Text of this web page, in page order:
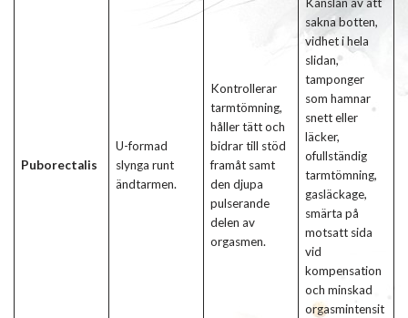
Puborectalis
U-formad
slynga runt
ändtarmen.
Kontrollerar
tarmtömning,
håller tätt och
bidrar till stöd
framåt samt
den djupa
pulserande
delen av
orgasmen.
Känslan av att
sakna botten,
vidhet i hela
slidan,
tamponger
som hamnar
snett eller
läcker,
ofullständig
tarmtömning,
gasläckage,
smärta på
motsatt sida
vid
kompensation
och minskad
orgasmintensit